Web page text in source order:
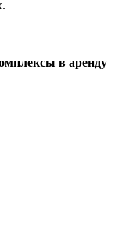
в аренду